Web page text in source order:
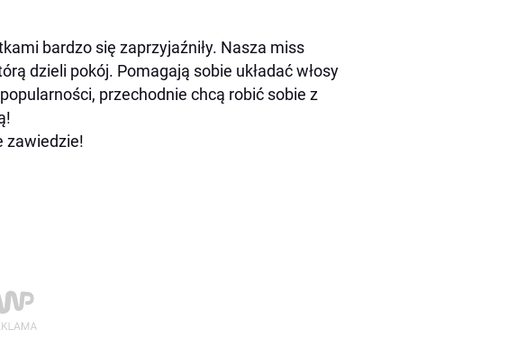
bardzo się zaprzyjaźniły. Nasza miss
dzieli pokój. Pomagają sobie układać włosy
przechodnie chcą robić sobie z
zawiedzie!